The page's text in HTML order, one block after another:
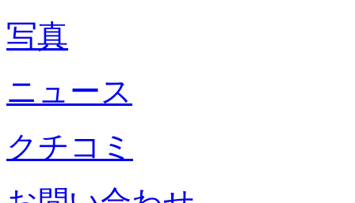
写真
ニュース
クチコミ